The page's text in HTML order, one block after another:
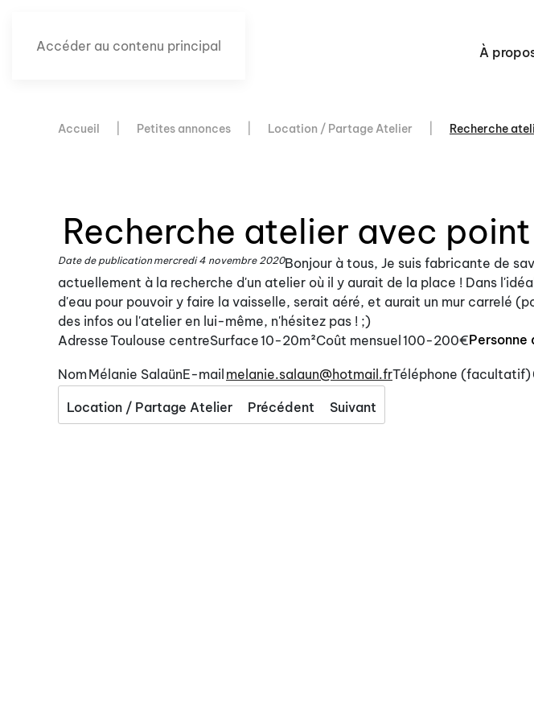
Accéder au contenu principal À
Accueil Petites annonces Location / Partage Atelier Recherche
Recherche atelier avec
Date de publication mercredi 4 novembre 2020Bonjour à tous, Je suis fabricante de
actuellement à la recherche d'un atelier où il y aurait de la place ! Dans
d'eau pour pouvoir y faire la vaisselle, serait aéré, et aurait un mur carrelé
des infos ou l'atelier en lui-même, n'hésitez pas ! ;)
AdresseToulouse centreSurface10-20m²Coût mensuel 100-200€
NomMélanie SalaünE-mail melanie.salaun@hotmail.frTéléphone (facultatif)
Location / Partage Atelier Précédent Suivant